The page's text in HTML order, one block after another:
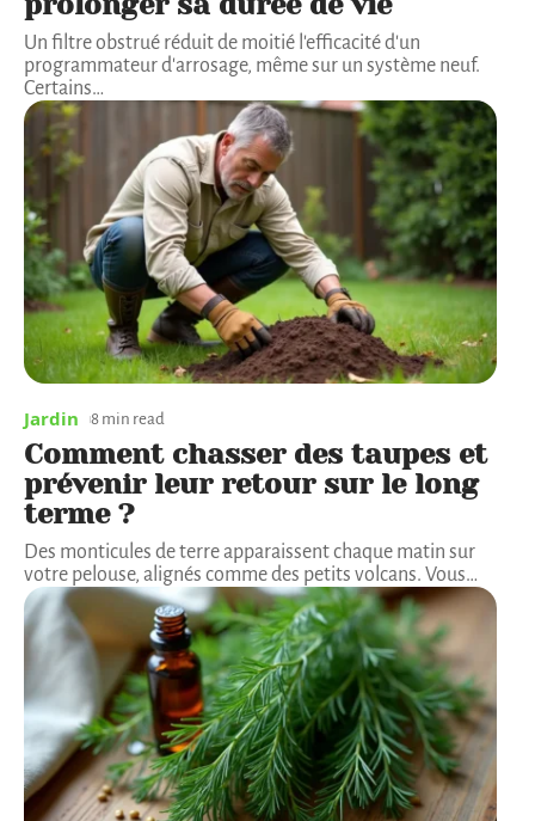
Un filtre obstrué réduit de moitié l'efficacité d'un
programmateur d'arrosage, même sur un système neuf.
Certains…
Jardin 8 min read
Comment chasser des taupes et
prévenir leur retour sur le long
terme ?
Des monticules de terre apparaissent chaque matin sur
votre pelouse, alignés comme des petits volcans. Vous…